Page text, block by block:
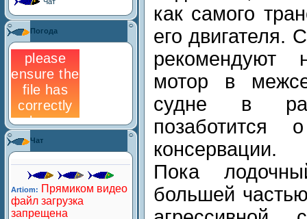
Погода
Чат
как самого
его двигателя.
рекомендуют
мотор в
судне в
консервации.
Пока
большей